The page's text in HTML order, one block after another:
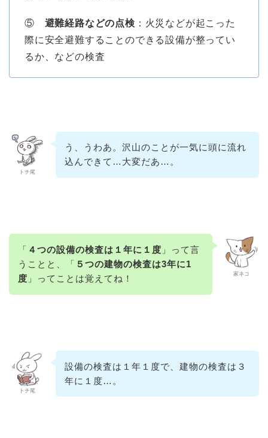
⑤ 避難経路などの点検 ：火災などが起こった
際に安全避難することのできる設備が整ってい
るか、などの検査
トチ尾
う、うわあ。沢山のことが一気に頭に流れ
込んできて…大変だあ…。
家ネコ
「 ４つの設備の検査は１年に１度 」って言
うことと、「 ５つの建物の検査は3年に1
度 」ってことは覚えてね！
トチ尾
設備の検査は１年１度で、建物の検査は３
年に１度…。